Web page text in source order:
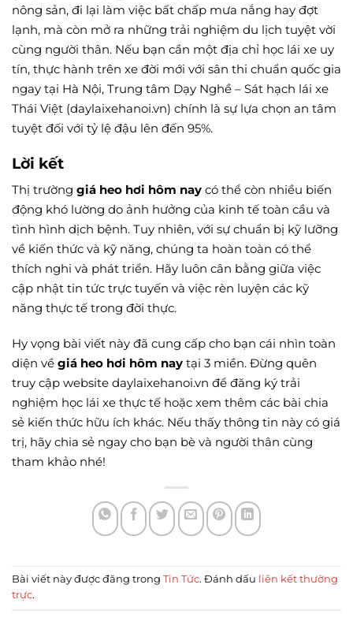
nông sản, đi lại làm việc bất chấp mưa nắng hay đợt
lạnh, mà còn mở ra những trải nghiệm du lịch tuyệt vời
cùng người thân. Nếu bạn cần một địa chỉ học lái xe uy
tín, thực hành trên xe đời mới với sân thi chuẩn quốc gia
ngay tại Hà Nội, Trung tâm Dạy Nghề – Sát hạch lái xe
Thái Việt (daylaixehanoi.vn) chính là sự lựa chọn an tâm
tuyệt đối với tỷ lệ đậu lên đến 95%.
Lời kết
Thị trường giá heo hơi hôm nay có thể còn nhiều biến
động khó lường do ảnh hưởng của kinh tế toàn cầu và
tình hình dịch bệnh. Tuy nhiên, với sự chuẩn bị kỹ lưỡng
về kiến thức và kỹ năng, chúng ta hoàn toàn có thể
thích nghi và phát triển. Hãy luôn cân bằng giữa việc
cập nhật tin tức trực tuyến và việc rèn luyện các kỹ
năng thực tế trong đời thực.
Hy vọng bài viết này đã cung cấp cho bạn cái nhìn toàn
diện về giá heo hơi hôm nay tại 3 miền. Đừng quên
truy cập website daylaixehanoi.vn để đăng ký trải
nghiệm học lái xe thực tế hoặc xem thêm các bài chia
sẻ kiến thức hữu ích khác. Nếu thấy thông tin này có giá
trị, hãy chia sẻ ngay cho bạn bè và người thân cùng
tham khảo nhé!
Bài viết này được đăng trong Tin Tức. Đánh dấu liên kết thường
trực.